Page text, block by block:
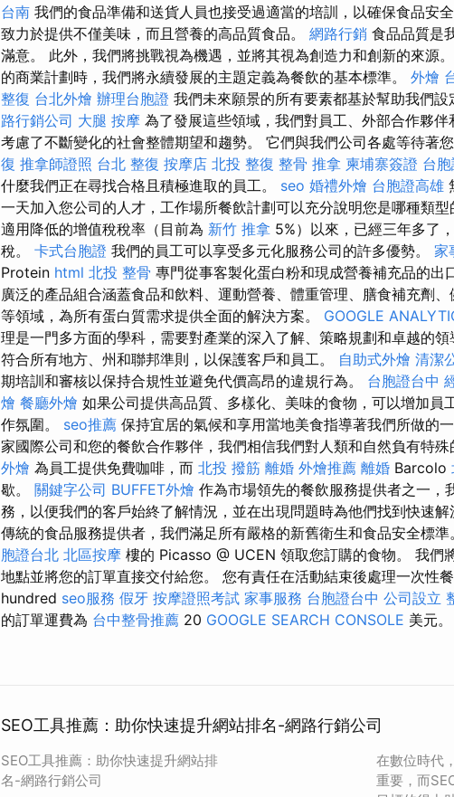
台南 我們的食品準備和送貨人員也接受過適當的培訓，以確保食品安
致力於提供不僅美味，而且營養的高品質食品。 網路行銷 食品品質是
滿意。 此外，我們將挑戰視為機遇，並將其視為創造力和創新的來源。
的商業計劃時，我們將永續發展的主題定義為餐飲的基本標準。 外燴
整復 台北外燴 辦理台胞證 我們未來願景的所有要素都基於幫助我們設
路行銷公司 大腿 按摩 為了發展這些領域，我們對員工、外部合作夥
考慮了不斷變化的社會整體期望和趨勢。 它們與我們公司各處等待著
復 推拿師證照 台北 整復 按摩店 北投 整復 整骨 推拿 柬埔寨簽證 台
什麼我們正在尋找合格且積極進取的員工。 seo 婚禮外燴 台胞證高雄
一天加入您公司的人才，工作場所餐飲計劃可以充分說明您是哪種類
適用降低的增值稅稅率（目前為 新竹 推拿 5%）以來，已經三年多了
稅。 卡式台胞證 我們的員工可以享受多元化服務公司的許多優勢。 家
Protein html 北投 整骨 專門從事客製化蛋白粉和現成營養補充品的出
廣泛的產品組合涵蓋食品和飲料、運動營養、體重管理、膳食補充劑
等領域，為所有蛋白質需求提供全面的解決方案。 GOOGLE
理是一門多方面的學科，需要對產業的深入了解、策略規劃和卓越的
符合所有地方、州和聯邦準則，以保護客戶和員工。 自助式外燴 清潔
期培訓和審核以保持合規性並避免代價高昂的違規行為。 台胞證台中
燴 餐廳外燴 如果公司提供高品質、多樣化、美味的食物，可以增加員
作氛圍。 seo推薦 保持宜居的氣候和享用當地美食指導著我們所做的一
家國際公司和您的餐飲合作夥伴，我們相信我們對人類和自然負有特
外燴 為員工提供免費咖啡，而 北投 撥筋 離婚 外燴推薦 離婚 Barcolo
歇。 關鍵字公司 BUFFET外燴 作為市場領先的餐飲服務提供者之一，
務，以便我們的客戶始終了解情況，並在出現問題時為他們找到快速解
傳統的食品服務提供者，我們滿足所有嚴格的新舊衛生和食品安全標
胞證台北 北區按摩 樓的 Picasso @ UCEN 領取您訂購的食物。 我們
地點並將您的訂單直接交付給您。 您有責任在活動結束後處理一次性
hundred seo服務 假牙 按摩證照考試 家事服務 台胞證台中 公司設立
的訂單運費為 台中整骨推薦 20 GOOGLE SEARCH CONSOLE 美元。
SEO工具推薦：助你快速提升網站排名-網路行銷公司
SEO工具推薦：助你快速提升網站排
名-網路行銷公司
在數位時代
重要，而